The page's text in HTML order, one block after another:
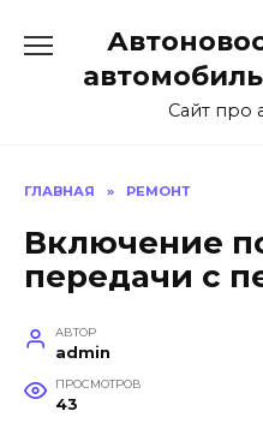
содержанию
Сайт про
ГЛАВНАЯ » РЕМОНТ
Включение
передачи с
АВТОР
admin
ПРОСМОТРОВ
43